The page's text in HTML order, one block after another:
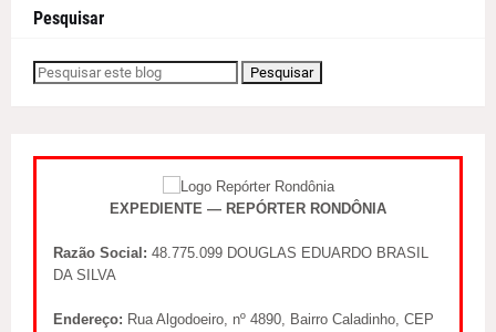
Pesquisar
EXPEDIENTE — REPÓRTER RONDÔNIA
Razão Social: 48.775.099 DOUGLAS EDUARDO BRASIL
DA SILVA
Endereço: Rua Algodoeiro, nº 4890, Bairro Caladinho, CEP